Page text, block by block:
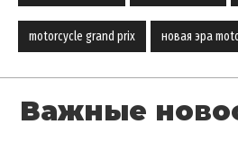
motorcycle grand prix новая эра
Важные